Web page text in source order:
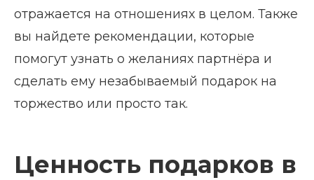
отражается на отношениях в целом. Также
вы найдете рекомендации, которые
помогут узнать о желаниях партнёра и
сделать ему незабываемый подарок на
торжество или просто так.
Ценность подарков в